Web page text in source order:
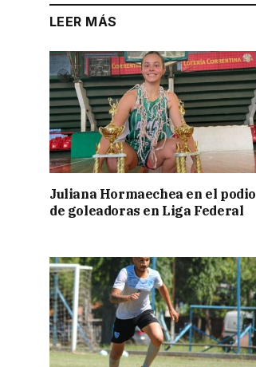
LEER MÁS
Juliana Hormaechea en el podio
de goleadoras en Liga Federal